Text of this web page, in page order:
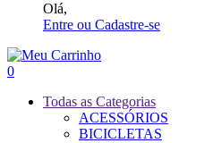
Olá,
Entre ou Cadastre-se
0
Todas as Categorias
ACESSÓRIOS
BICICLETAS